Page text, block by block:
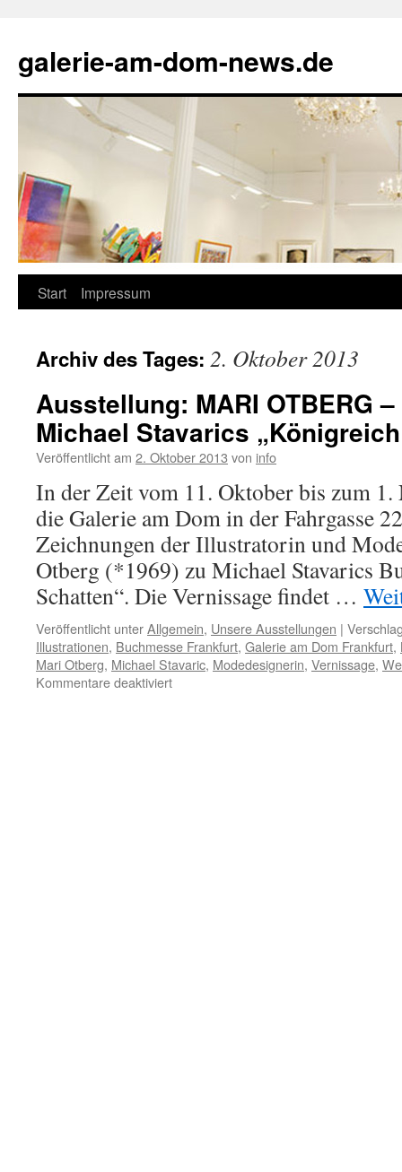
springen
galerie-am-dom-news.de
Start Impressum
Archiv des Tages: 2. Oktober 2013
Ausstellung: MARI OTBERG
Michael Stavarics
Veröffentlicht am 2. Oktober 2013 von info
In der Zeit vom 11. Oktober bis zum 1.
die Galerie am Dom in der Fahrgasse
Zeichnungen der Illustratorin und
Otberg (*1969) zu Michael Stavarics
Schatten“. Die Vernissage findet …
Veröffentlicht unterAllgemein, Unsere Ausstellungen |
Illustrationen, Buchmesse Frankfurt, Galerie am Dom Frankfurt,
Mari Otberg, Michael Stavaric, Modedesignerin, Vernissage,
Kommentare deaktiviertfür